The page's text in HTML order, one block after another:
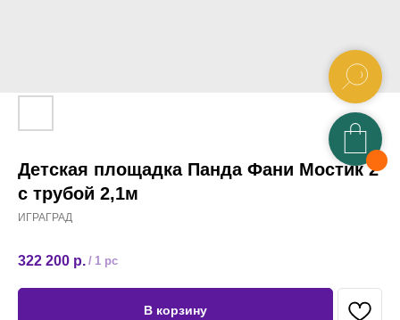
Детская площадка Панда Фани Мостик 2
с трубой 2,1м
ИГРАГРАД
322 200 р. / 1 pc
В корзину